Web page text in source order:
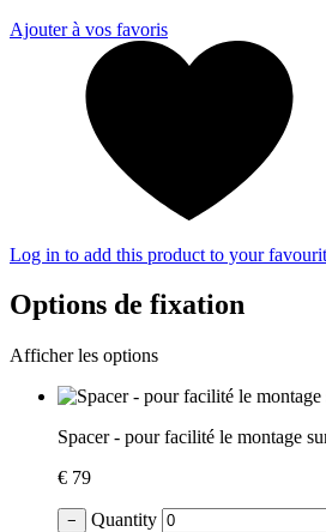
Ajouter à vos favoris
Log in to add this product to your
Options de fixation
Afficher les options
Spacer - pour facilité le montage
€ 79
− Quantity